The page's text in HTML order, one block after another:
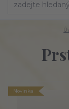
Novinka